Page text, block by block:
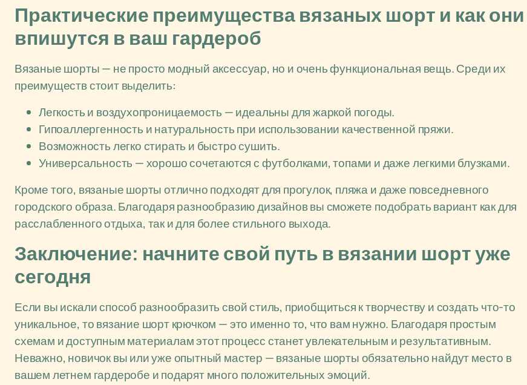
Практические преимущества вязаных шорт и как они
впишутся в ваш гардероб
Вязаные шорты — не просто модный аксессуар, но и очень функциональная вещь. Среди их
преимуществ стоит выделить:
Легкость и воздухопроницаемость — идеальны для жаркой погоды.
Гипоаллергенность и натуральность при использовании качественной пряжи.
Возможность легко стирать и быстро сушить.
Универсальность — хорошо сочетаются с футболками, топами и даже легкими блузками.
Кроме того, вязаные шорты отлично подходят для прогулок, пляжа и даже повседневного
городского образа. Благодаря разнообразию дизайнов вы сможете подобрать вариант как для
расслабленного отдыха, так и для более стильного выхода.
Заключение: начните свой путь в вязании шорт уже
сегодня
Если вы искали способ разнообразить свой стиль, приобщиться к творчеству и создать что-то
уникальное, то вязание шорт крючком — это именно то, что вам нужно. Благодаря простым
схемам и доступным материалам этот процесс станет увлекательным и результативным.
Неважно, новичок вы или уже опытный мастер — вязаные шорты обязательно найдут место в
вашем летнем гардеробе и подарят много положительных эмоций.